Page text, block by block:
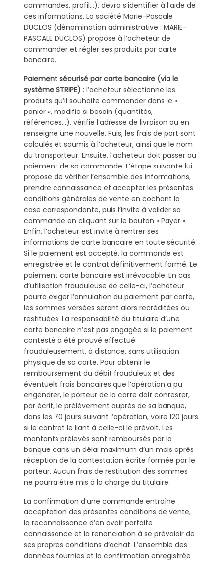
commandes, profil…), devra s’identifier à l’aide de
ces informations. La société Marie-Pascale
DUCLOS (dénomination administrative : MARIE-
PASCALE DUCLOS) propose à l’acheteur de
commander et régler ses produits par carte
bancaire.
Paiement sécurisé par carte bancaire (via le
système STRIPE) : l’acheteur sélectionne les
produits qu’il souhaite commander dans le «
panier », modifie si besoin (quantités,
références…), vérifie l’adresse de livraison ou en
renseigne une nouvelle. Puis, les frais de port sont
calculés et soumis à l’acheteur, ainsi que le nom
du transporteur. Ensuite, l’acheteur doit passer au
paiement de sa commande. L’étape suivante lui
propose de vérifier l’ensemble des informations,
prendre connaissance et accepter les présentes
conditions générales de vente en cochant la
case correspondante, puis l’invite à valider sa
commande en cliquant sur le bouton « Payer ».
Enfin, l’acheteur est invité à rentrer ses
informations de carte bancaire en toute sécurité.
Si le paiement est accepté, la commande est
enregistrée et le contrat définitivement formé. Le
paiement carte bancaire est irrévocable. En cas
d’utilisation frauduleuse de celle-ci, l’acheteur
pourra exiger l’annulation du paiement par carte,
les sommes versées seront alors recréditées ou
restituées. La responsabilité du titulaire d’une
carte bancaire n’est pas engagée si le paiement
contesté a été prouvé effectué
frauduleusement, à distance, sans utilisation
physique de sa carte. Pour obtenir le
remboursement du débit frauduleux et des
éventuels frais bancaires que l’opération a pu
engendrer, le porteur de la carte doit contester,
par écrit, le prélèvement auprès de sa banque,
dans les 70 jours suivant l’opération, voire 120 jours
si le contrat le liant à celle-ci le prévoit. Les
montants prélevés sont remboursés par la
banque dans un délai maximum d’un mois après
réception de la contestation écrite formée par le
porteur. Aucun frais de restitution des sommes
ne pourra être mis à la charge du titulaire.
La confirmation d’une commande entraîne
acceptation des présentes conditions de vente,
la reconnaissance d’en avoir parfaite
connaissance et la renonciation à se prévaloir de
ses propres conditions d’achat. L’ensemble des
données fournies et la confirmation enregistrée